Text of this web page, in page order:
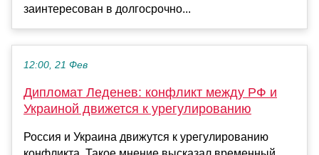
заинтересован в долгосрочно...
12:00, 21 Фев
Дипломат Леденев: конфликт между РФ и
Украиной движется к урегулированию
Россия и Украина движутся к урегулированию